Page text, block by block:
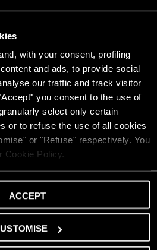
with your consent, profiling
and ads, to provide social
our traffic and track visitor
you consent to the use of
select only certain
or to refuse the use of all cookies
or "Refuse" respectively. You
Cookie Policy.
ACCEPT